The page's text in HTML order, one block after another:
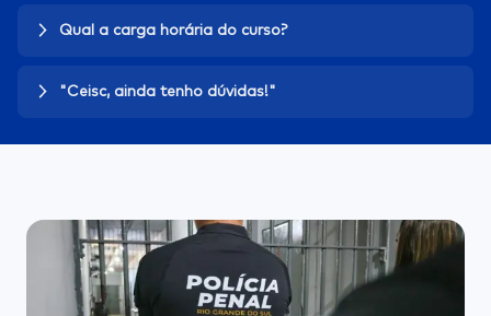
Qual a carga horária do curso?
"Ceisc, ainda tenho dúvidas!"